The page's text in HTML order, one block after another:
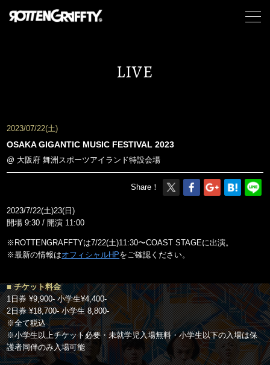
LIVE
2023/07/22(土)
OSAKA GIGANTIC MUSIC FESTIVAL 2023
@ 大阪府 舞洲スポーツアイランド特設会場
Share！
2023/7/22(土)23(日)
開場 9:30 / 開演 11:00
※ROTTENGRAFFTYは7/22(土)11:30〜COAST STAGEに出演。
※最新の情報はオフィシャルHPをご確認ください。
■ チケット料金
1日券 ¥9,900- 小学生¥4,400-
2日券 ¥18,700- 小学生 8,800-
※全て税込
※小学生以上チケット必要・未就学児入場無料・小学生以下の入場は保
護者同伴のみ入場可能